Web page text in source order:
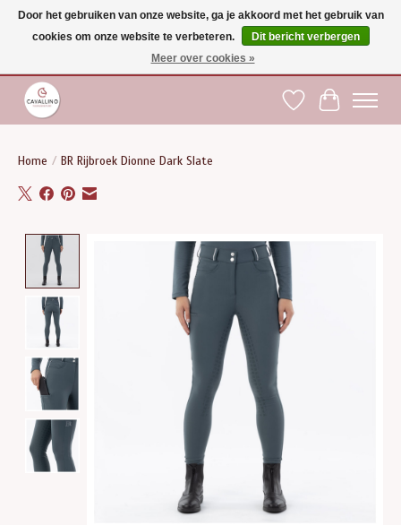
Gratis verzending vanaf €75 binnen BE - vanaf €100 naar EU | Voor 17:00 besteld is
dezelfde dag verzonden | Klantendienst: +32 (0)51 21 27 00 |
Verlanglijst
Home / BR Rijbroek Dionne Dark Slate
Product image slideshow Items
Door het gebruiken van onze website, ga je akkoord met het gebruik van
cookies om onze website te verbeteren.
Dit bericht verbergen
Meer over cookies »